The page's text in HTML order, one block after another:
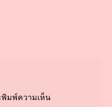
พิมพ์ความเห็น